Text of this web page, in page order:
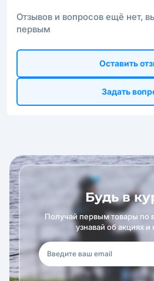
Отзывов и вопросов ещё нет,
первым
Оставить
Задать
Будь в
Получай первым товары по
узнавай об акциях и